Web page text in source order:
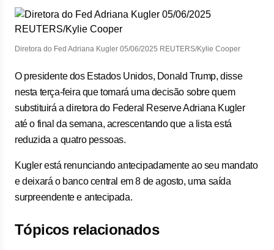
Diretora do Fed Adriana Kugler 05/06/2025 REUTERS/Kylie Cooper
O presidente dos Estados Unidos, Donald Trump, disse
nesta terça-feira que tomará uma decisão sobre quem
substituirá a diretora do Federal Reserve Adriana Kugler
até o final da semana, acrescentando que a lista está
reduzida a quatro pessoas.
Kugler está renunciando antecipadamente ao seu mandato
e deixará o banco central em 8 de agosto, uma saída
surpreendente e antecipada.
Tópicos relacionados